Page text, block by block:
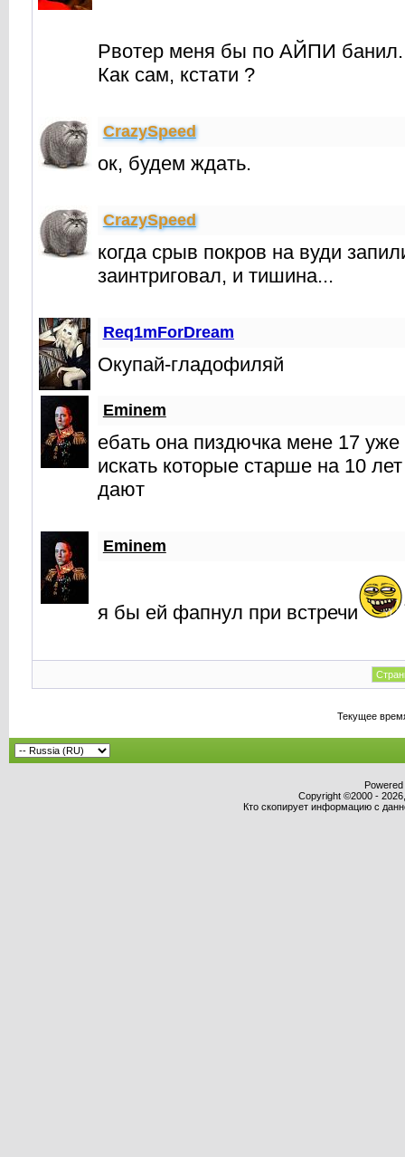
Рвотер меня бы по АЙПИ
Как сам, кстати ?
CrаzySpeed
ок, будем ждать.
CrаzySpeed
когда срыв покров на вуди
заинтриговал, и тишина...
Req1mForDream
Окупай-гладофиляй
Eminem
ебать она пиздючка мене 17
искать которые старше на 10
дают
Eminem
я бы ей фапнул при встречи
Текущее
Copyright ©2000 -
Кто скопирует информацию с